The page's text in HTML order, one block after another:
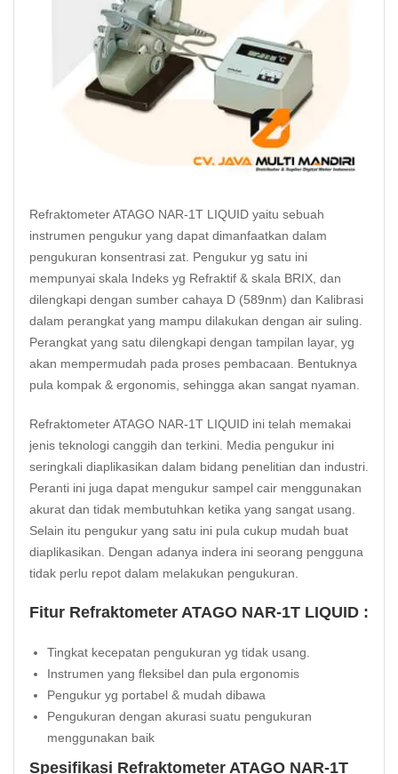
Refraktometer ATAGO NAR-1T LIQUID yaitu sebuah
instrumen pengukur yang dapat dimanfaatkan dalam
pengukuran konsentrasi zat. Pengukur yg satu ini
mempunyai skala Indeks yg Refraktif & skala BRIX, dan
dilengkapi dengan sumber cahaya D (589nm) dan Kalibrasi
dalam perangkat yang mampu dilakukan dengan air suling.
Perangkat yang satu dilengkapi dengan tampilan layar, yg
akan mempermudah pada proses pembacaan. Bentuknya
pula kompak & ergonomis, sehingga akan sangat nyaman.
Refraktometer ATAGO NAR-1T LIQUID ini telah memakai
jenis teknologi canggih dan terkini. Media pengukur ini
seringkali diaplikasikan dalam bidang penelitian dan industri.
Peranti ini juga dapat mengukur sampel cair menggunakan
akurat dan tidak membutuhkan ketika yang sangat usang.
Selain itu pengukur yang satu ini pula cukup mudah buat
diaplikasikan. Dengan adanya indera ini seorang pengguna
tidak perlu repot dalam melakukan pengukuran.
Fitur Refraktometer ATAGO NAR-1T LIQUID :
Tingkat kecepatan pengukuran yg tidak usang.
Instrumen yang fleksibel dan pula ergonomis
Pengukur yg portabel & mudah dibawa
Pengukuran dengan akurasi suatu pengukuran
menggunakan baik
Spesifikasi Refraktometer ATAGO NAR-1T